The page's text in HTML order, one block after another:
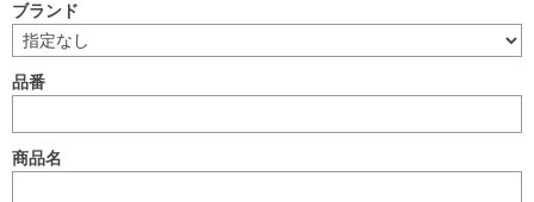
ブランド
品番
商品名